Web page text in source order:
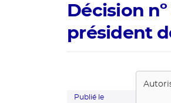
Décision
président
Publié le